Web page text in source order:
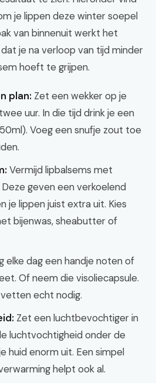
je lippen deze winter soepel
van binnenuit werkt het
je na verloop van tijd minder
hoeft te grijpen.
plan: Zet een wekker op je
uur. In die tijd drink je een
Voeg een snufje zout toe
Vermijd lipbalsems met
geven een verkoelend
je lippen juist extra uit. Kies
bijenwas, sheabutter of
elke dag een handje noten of
Of neem die visoliecapsule.
echt nodig.
Zet een luchtbevochtiger in
luchtvochtigheid onder de
huid enorm uit. Een simpel
helpt ook al.